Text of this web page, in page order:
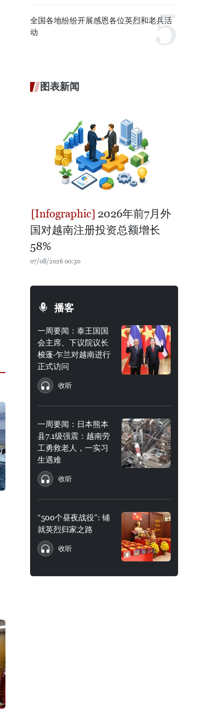
全国各地纷纷开展感恩各位英烈和老兵活
动
图表新闻
2026年前7月外
国对越南注册投资总额增长
58%
07/08/2026 00:30
播客
一周要闻：泰王国国
会主席、下议院议长
梭蓬·乍兰对越南进行
正式访问
收听
一周要闻：日本熊本
县7.1级强震：越南劳
工勇救老人，一实习
生遇难
收听
“500个昼夜战役”: 铺
就英烈归家之路
收听